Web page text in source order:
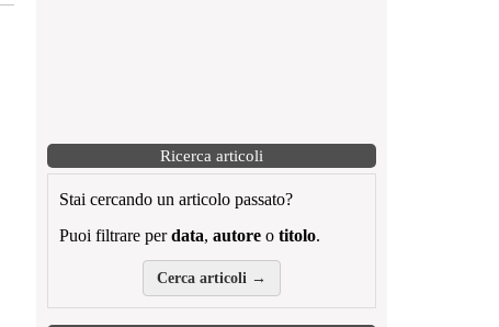
Ricerca articoli
Stai cercando un articolo passato?
Puoi filtrare perdata, autore o titolo.
Cerca articoli →